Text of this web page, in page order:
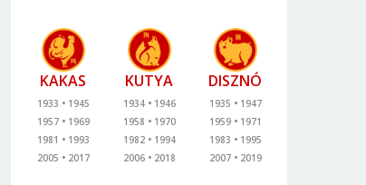
KAKAS
1933
1945
1957
1969
1981
1993
2005
2017
KUTYA
1934
1946
1958
1970
1982
1994
2006
2018
DISZNÓ
1935
1947
1959
1971
1983
1995
2007
2019